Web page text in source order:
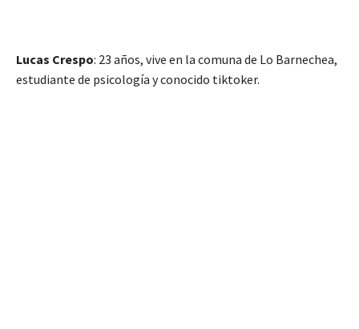
Lucas Crespo: 23 años, vive en la comuna de Lo Barnechea,
estudiante de psicología y conocido tiktoker.